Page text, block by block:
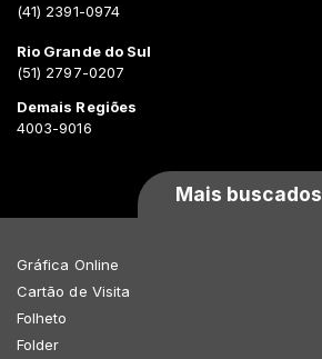
(41) 2391-0974
Rio Grande do Sul
(51) 2797-0207
Demais Regiões
4003-9016
Mais buscados
Gráfica Online
Cartão de Visita
Folheto
Folder